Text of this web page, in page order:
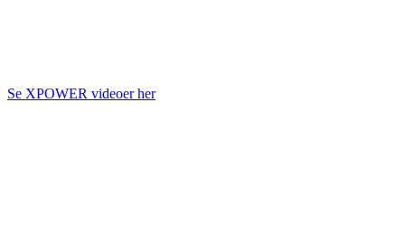
Se XPOWER videoer her